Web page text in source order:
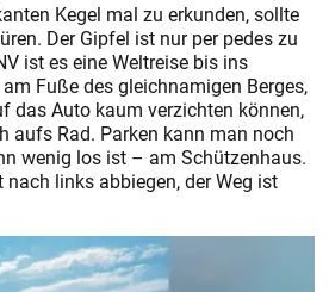
Kegel mal zu erkunden, sollte
Der Gipfel ist nur per pedes zu
ist es eine Weltreise bis ins
Fuße des gleichnamigen Berges,
das Auto kaum verzichten können,
aufs Rad. Parken kann man noch
wenig los ist – am Schützenhaus.
links abbiegen, der Weg ist